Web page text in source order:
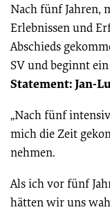
Nach fünf Jahren,
Erlebnissen und
Abschieds
SV und beginnt
Statement: Jan-
„Nach fünf
mich die Zeit
nehmen.
Als ich vor fünf
hätten wir uns